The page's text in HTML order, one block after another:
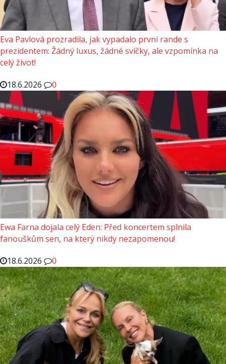
Eva Pavlová prozradila, jak vypadalo první rande s
prezidentem: Žádný luxus, žádné svíčky, ale vzpomínka na
celý život!
18.6.2026
0
Ewa Farna dojala celý Eden: Před koncertem splnila
fanouškům sen, na který nikdy nezapomenou!
18.6.2026
0